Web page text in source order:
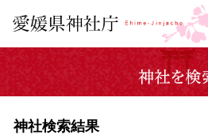
神社検索結果